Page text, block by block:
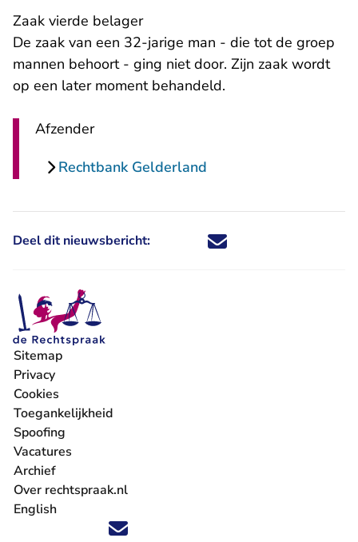
Zaak vierde belager
De zaak van een 32-jarige man - die tot de groep
mannen behoort - ging niet door. Zijn zaak wordt
op een later moment behandeld.
Afzender
Rechtbank Gelderland
Deel dit nieuwsbericht: Deel dit nieuwsbericht via X -
Deel dit nieuwsbericht via
Deel dit nieuwsbericht
Deel dit
Volg ons op X (Twitter) - U verlaat Rechtspraak.nl
Volg ons op Facebook - U verlaat Rechtspraak.nl
Volg ons op Instagram - U verlaat Rechtspraak.nl
Volg ons op Youtube - U verlaat Rechtspraak.nl
Volg ons op LinkedIn - U verlaat
'Blijf op de hoogte' nieuwsbrief - U verlaat
Sitemap
Privacy
Cookies
Toegankelijkheid
Spoofing
Vacatures
- U verlaat Rechtspraak.nl
Archief
Over rechtspraak.nl
English